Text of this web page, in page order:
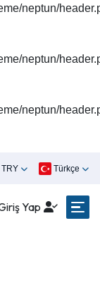
neptun/
neptun/
neptun/
TRY Türkçe
Yap